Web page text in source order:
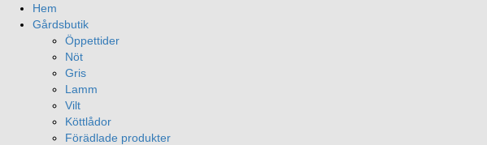
Hem
Gårdsbutik
Öppettider
Nöt
Gris
Lamm
Vilt
Köttlådor
Förädlade produkter